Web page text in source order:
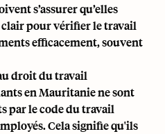
s’assurer qu’elles
clair pour vérifier le travail
efficacement, souvent
droit du travail
en Mauritanie ne sont
par le code du travail
Cela signifie qu'ils